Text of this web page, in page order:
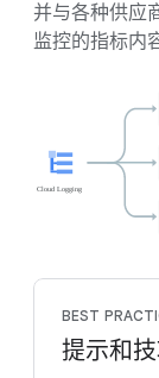
并与各种供应
监控的指标内
BEST
提示和